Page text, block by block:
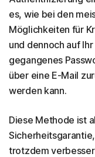
es, wie bei den
Möglichkeiten für
und dennoch auf
gegangenes
über eine E-Mail
werden kann.
Diese Methode ist
trotzdem